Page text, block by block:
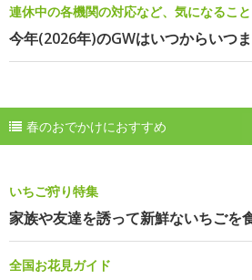
連休中の各機関の対応など、気になるこ
今年(2026年)のGWはいつからいつ
春のおでかけにおすすめ
いちご狩り特集
家族や友達を誘って新鮮ないちごを
全国お花見ガイド